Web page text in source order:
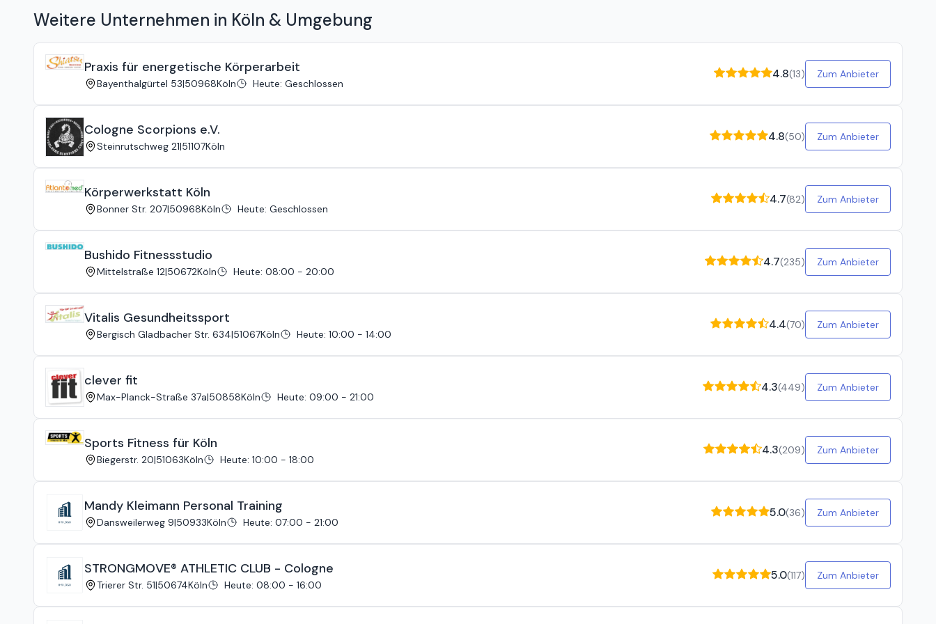
Weitere Unternehmen in Köln & Umgebung
Praxis für energetische Körperarbeit
Bayenthalgürtel 53|50968Köln Heute: Geschlossen
4.8(13) Zum Anbieter
Cologne Scorpions e.V.
Steinrutschweg 21|51107Köln
4.8(50) Zum Anbieter
Körperwerkstatt Köln
Bonner Str. 207|50968Köln Heute: Geschlossen
4.7(82) Zum Anbieter
Bushido Fitnessstudio
Mittelstraße 12|50672Köln Heute: 08:00 - 20:00
4.7(235) Zum Anbieter
Vitalis Gesundheitssport
Bergisch Gladbacher Str. 634|51067Köln Heute: 10:00 - 14:00
4.4(70) Zum Anbieter
clever fit
Max-Planck-Straße 37a|50858Köln Heute: 09:00 - 21:00
4.3(449) Zum Anbieter
Sports Fitness für Köln
Biegerstr. 20|51063Köln Heute: 10:00 - 18:00
4.3(209) Zum Anbieter
Mandy Kleimann Personal Training
Dansweilerweg 9|50933Köln Heute: 07:00 - 21:00
5.0(36) Zum Anbieter
STRONGMOVE® ATHLETIC CLUB - Cologne
Trierer Str. 51|50674Köln Heute: 08:00 - 16:00
5.0(117) Zum Anbieter